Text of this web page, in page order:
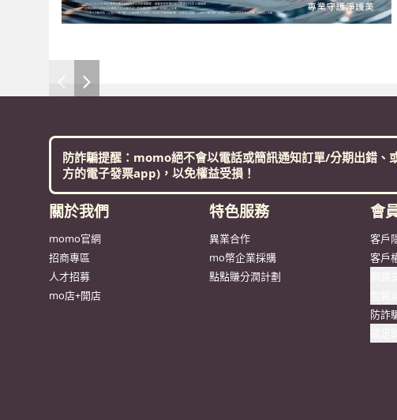
防詐騙提醒：momo絕不會以電話或簡訊通知訂單/分期出錯
方的電子發票app)，以免權益受損！
關於我們
momo官網
招商專區
人才招募
mo店+開店
特色服務
異業合作
mo幣企業採購
點點賺分潤計劃
會
客戶
客戶
防詐